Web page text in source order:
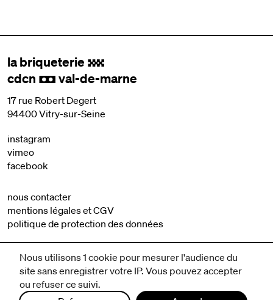
la briqueterie .
cdcn , val-de-marne
17 rue Robert Degert
94400 Vitry-sur-Seine
instagram
vimeo
facebook
nous contacter
mentions légales et CGV
politique de protection des données
Nous utilisons 1 cookie pour mesurer l'audience du
site sans enregistrer votre IP. Vous pouvez accepter
ou refuser ce suivi.